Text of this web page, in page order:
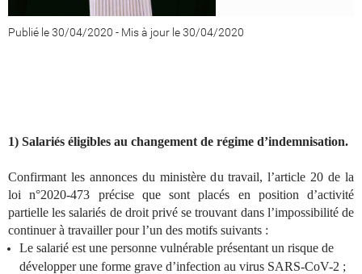
Publié le 30/04/2020 - Mis à jour le 30/04/2020
1) Salariés éligibles au changement de régime d’indemnisation.
Confirmant les annonces du ministère du travail, l’article 20 de la
loi n°2020-473 précise que sont placés en position d’activité
partielle les salariés de droit privé se trouvant dans l’impossibilité de
continuer à travailler pour l’un des motifs suivants :
Le salarié est une personne vulnérable présentant un risque de
développer une forme grave d’infection au virus SARS-CoV-2 ;